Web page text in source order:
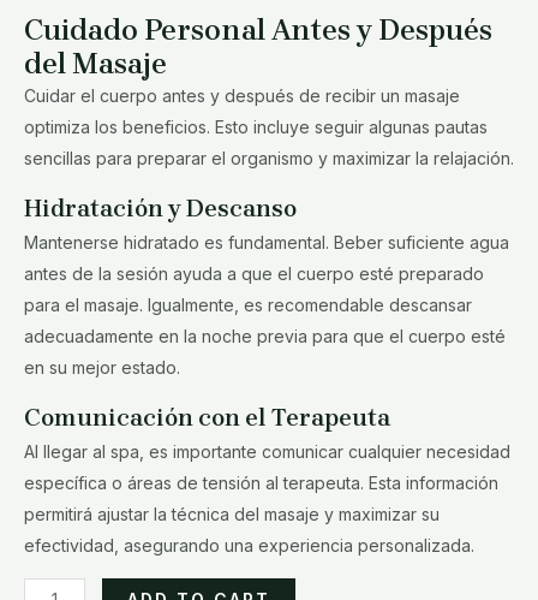
Cuidado Personal Antes y Después
del Masaje
Cuidar el cuerpo antes y después de recibir un masaje
optimiza los beneficios. Esto incluye seguir algunas pautas
sencillas para preparar el organismo y maximizar la relajación.
Hidratación y Descanso
Mantenerse hidratado es fundamental. Beber suficiente agua
antes de la sesión ayuda a que el cuerpo esté preparado
para el masaje. Igualmente, es recomendable descansar
adecuadamente en la noche previa para que el cuerpo esté
en su mejor estado.
Comunicación con el Terapeuta
Al llegar al spa, es importante comunicar cualquier necesidad
específica o áreas de tensión al terapeuta. Esta información
permitirá ajustar la técnica del masaje y maximizar su
efectividad, asegurando una experiencia personalizada.
Masajes